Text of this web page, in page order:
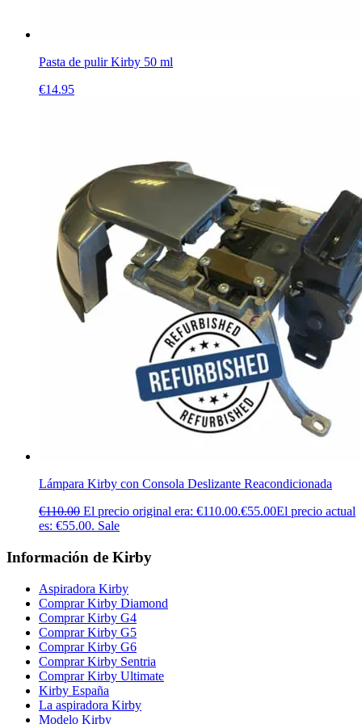
Pasta de pulir Kirby 50 ml
€14.95
Lámpara Kirby con Consola Deslizante Reacondicionada
€110.00 El precio original era: €110.00.€55.00El precio actual
es: €55.00. Sale
Información de Kirby
Aspiradora Kirby
Comprar Kirby Diamond
Comprar Kirby G4
Comprar Kirby G5
Comprar Kirby G6
Comprar Kirby Sentria
Comprar Kirby Ultimate
Kirby España
La aspiradora Kirby
Modelo Kirby